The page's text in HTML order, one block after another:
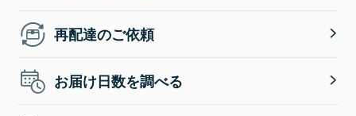
再配達のご依頼
お届け日数を調べる